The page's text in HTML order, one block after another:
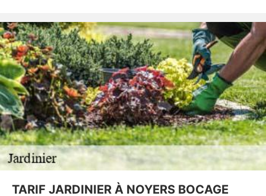
TARIF JARDINIER À NOYERS BOCAGE